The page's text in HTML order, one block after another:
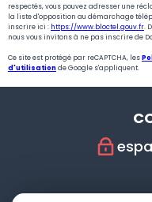
respectés, vous pouvez adresser une
la liste d'opposition au démarchage
inscrire ici : https://www.bloctel.gouv.fr.
nous vous invitons à ne pas inscrire de
Ce site est protégé par reCAPTCHA, les
d'utilisationde Google s'appliquent.